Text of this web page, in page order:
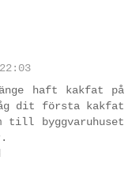
haft kakfat på
dit första kakfat
till byggvaruhuset